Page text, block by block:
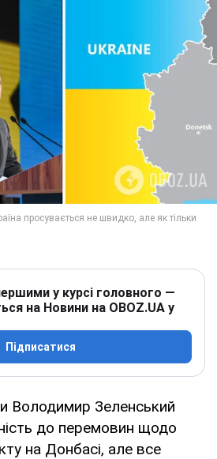
у курсі головного —
на Новини на OBOZ.UA у
Підписатися
Володимир Зеленський
до перемовин щодо
на Донбасі, але все